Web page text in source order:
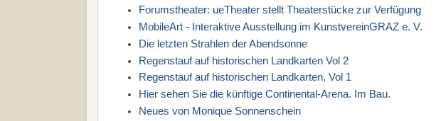
Forumstheater: ueTheater stellt Theaterstücke zur Verfügung
MobileArt - Interaktive Ausstellung im KunstvereinGRAZ e. V.
Die letzten Strahlen der Abendsonne
Regenstauf auf historischen Landkarten Vol 2
Regenstauf auf historischen Landkarten, Vol 1
Hier sehen Sie die künftige Continental-Arena. Im Bau.
Neues von Monique Sonnenschein